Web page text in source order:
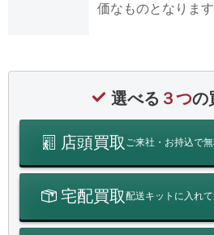
価なものとなります
選べる ３つの
店頭買取 ご来社・お持込で
宅配買取配送キットに入れ